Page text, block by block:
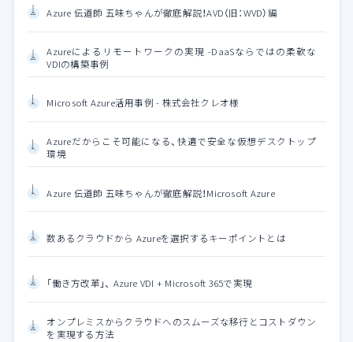
Azure 伝道師 五味ちゃんが徹底解説！AVD（旧：WVD）編
Azureによるリモートワークの実現 -DaaSならではの柔軟な
VDIの構築事例
Microsoft Azure活用事例 - 株式会社クレオ様
Azureだからこそ可能になる、快適で安全な仮想デスクトップ
環境
Azure 伝道師 五味ちゃんが徹底解説！Microsoft Azure
数あるクラウドから Azureを選択するキーポイントとは
「働き方改革」、 Azure VDI + Microsoft 365で実現
オンプレミスからクラウドへのスムーズな移行とコストダウン
を実現する方法